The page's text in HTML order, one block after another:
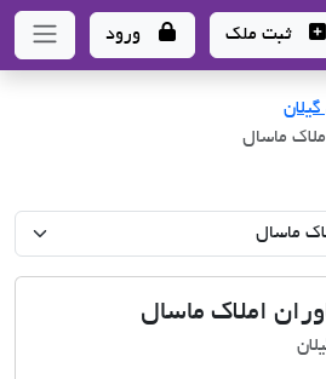
املاک و مشاورین املاک
ثبت ملک ورود
های املاک
ماسال
املاک ماسال